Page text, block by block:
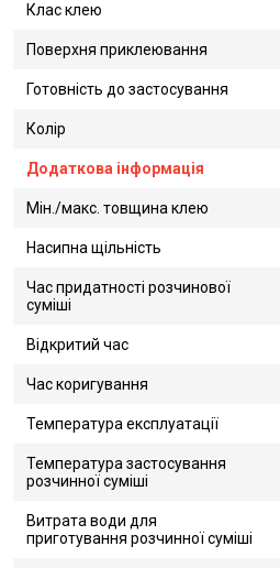
Клас клею
Поверхня приклеювання
Готовність до застосування
Колір
Додаткова інформація
Мін./макс. товщина клею
Насипна щільність
Час придатності розчинової
суміші
Відкритий час
Час коригування
Температура експлуатації
Температура застосування
розчинної суміші
Витрата води для
приготування розчинної суміші